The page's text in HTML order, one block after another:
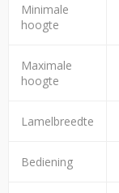
Minimale
hoogte
Maximale
hoogte
Lamelbreedte
Bediening